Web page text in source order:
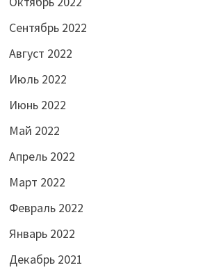
Сентябрь 2022
Август 2022
Июль 2022
Июнь 2022
Май 2022
Апрель 2022
Март 2022
Февраль 2022
Январь 2022
Декабрь 2021